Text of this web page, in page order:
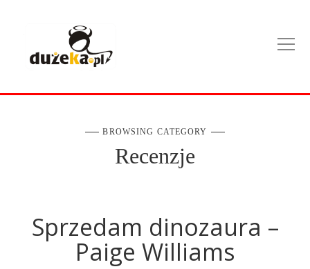
BROWSING CATEGORY
Recenzje
Sprzedam dinozaura –
Paige Williams